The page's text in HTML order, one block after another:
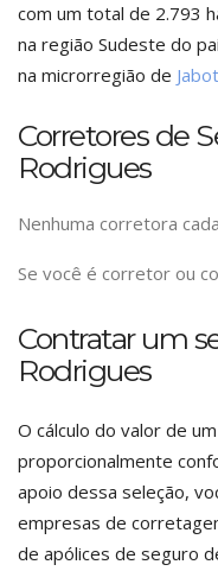
com um total de 2.793
na região Sudeste do
na microrregião de
Corretores de
Rodrigues
Nenhuma corretora
Se você é corretor ou
Contratar um
Rodrigues
O cálculo do valor de
proporcionalmente
apoio dessa seleção,
empresas de
de apólices de seguro